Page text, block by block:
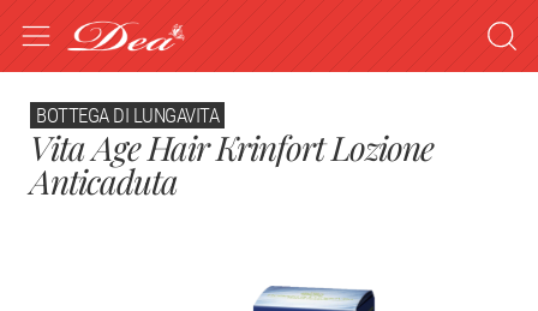
BOTTEGA DI LUNGAVITA
Vita Age Hair Krinfort Lozione
Anticaduta